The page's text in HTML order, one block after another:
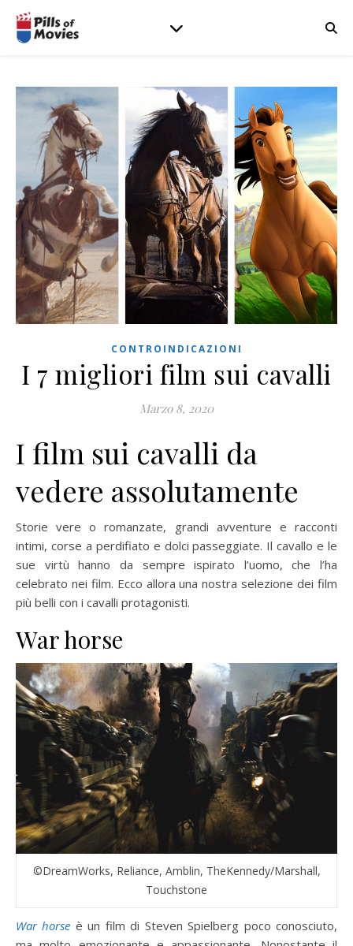
CONTROINDICAZIONI
I 7 migliori film sui cavalli
Marzo 8, 2020
I film sui cavalli da
vedere assolutamente
Storie vere o romanzate, grandi avventure e racconti
intimi, corse a perdifiato e dolci passeggiate. Il cavallo e le
sue virtù hanno da sempre ispirato l’uomo, che l’ha
celebrato nei film. Ecco allora una nostra selezione dei film
più belli con i cavalli protagonisti.
War horse
©DreamWorks, Reliance, Amblin, TheKennedy/Marshall,
Touchstone
War horse è un film di Steven Spielberg poco conosciuto,